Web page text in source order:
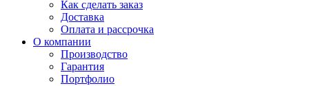
Как сделать заказ
Доставка
Оплата и рассрочка
О компании
Производство
Гарантия
Портфолио